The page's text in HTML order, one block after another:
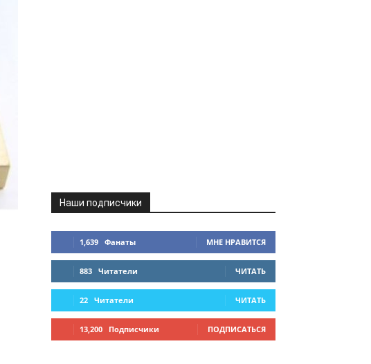
Наши подписчики
1,639 Фанаты МНЕ НРАВИТСЯ
883 Читатели ЧИТАТЬ
22 Читатели ЧИТАТЬ
13,200 Подписчики ПОДПИСАТЬСЯ